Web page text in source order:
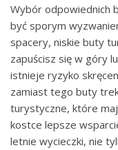
Wybór odpowiednich
być sporym
spacery, niskie buty
zapuścisz się w góry
istnieje ryzyko
zamiast tego buty
turystyczne, które
kostce lepsze
letnie wycieczki, nie